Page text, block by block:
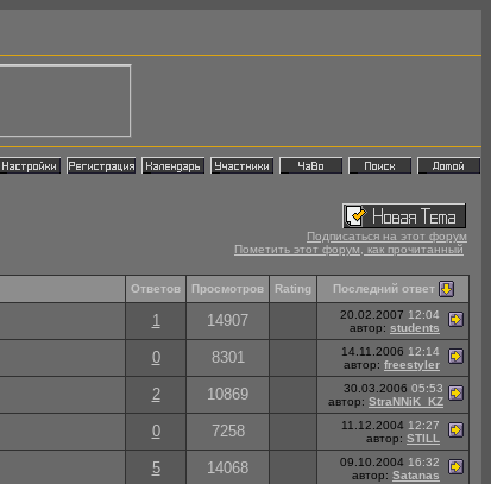
Подписаться на этот форум
Пометить этот форум, как прочитанный
Ответов Просмотров Rating Последний ответ
1 14907 20.02.2007 12:04
автор: students
0 8301 14.11.2006 12:14
автор: freestyler
2 10869 30.03.2006 05:53
автор: StraNNiK_KZ
0 7258 11.12.2004 12:27
автор: STILL
5 14068 09.10.2004 16:32
автор: Satanas